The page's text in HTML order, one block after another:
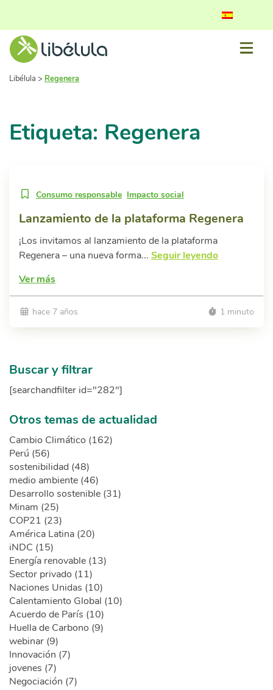
Libélula > Regenera
Etiqueta: Regenera
Consumo responsable Impacto social
Lanzamiento de la plataforma Regenera
¡Los invitamos al lanzamiento de la plataforma
Regenera – una nueva forma... Seguir leyendo
Ver más
hace 7 años 1 minuto
Buscar y filtrar
[searchandfilter id="282"]
Otros temas de actualidad
Cambio Climático (162)
Perú (56)
sostenibilidad (48)
medio ambiente (46)
Desarrollo sostenible (31)
Minam (25)
COP21 (23)
América Latina (20)
iNDC (15)
Energía renovable (13)
Sector privado (11)
Naciones Unidas (10)
Calentamiento Global (10)
Acuerdo de París (10)
Huella de Carbono (9)
webinar (9)
Innovación (7)
jovenes (7)
Negociación (7)